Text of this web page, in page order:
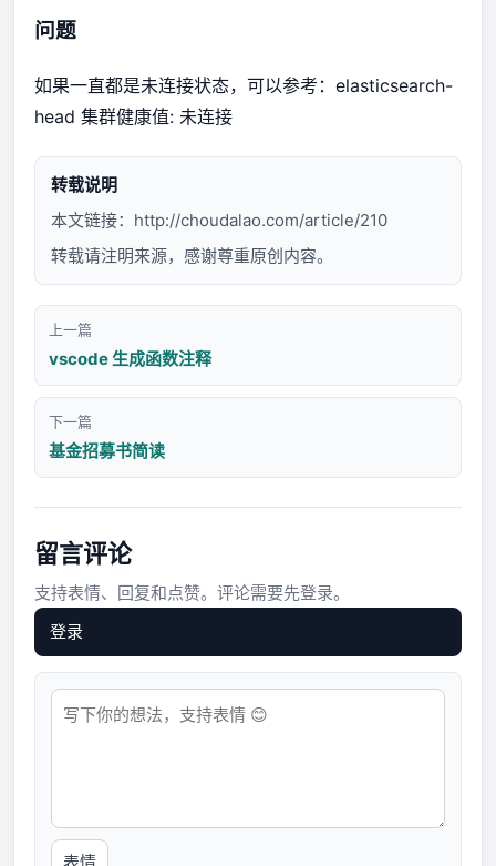
问题
如果一直都是未连接状态，可以参考： elasticsearch-
head 集群健康值: 未连接
转载说明
本文链接： http://choudalao.com/article/210
转载请注明来源，感谢尊重原创内容。
上一篇
vscode 生成函数注释
下一篇
基金招募书简读
留言评论
支持表情、回复和点赞。评论需要先登录。
登录